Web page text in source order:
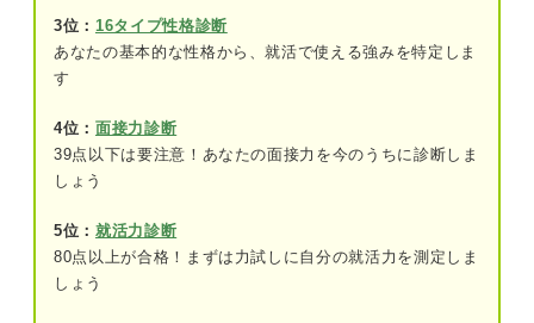
3位： 16タイプ性格診断
あなたの基本的な性格から、就活で使える強みを特定しま
す
4位： 面接力診断
39点以下は要注意！あなたの面接力を今のうちに診断しま
しょう
5位： 就活力診断
80点以上が合格！まずは力試しに自分の就活力を測定しま
しょう